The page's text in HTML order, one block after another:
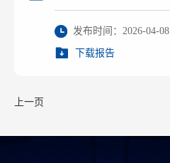
发布时间：2026-04-08
下载报告
上一页